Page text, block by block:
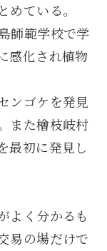
ている。
師範学校で学
感化され植物
ンゴケを発見
また檜枝岐村
最初に発見し
よく分かるも
易の場だけで